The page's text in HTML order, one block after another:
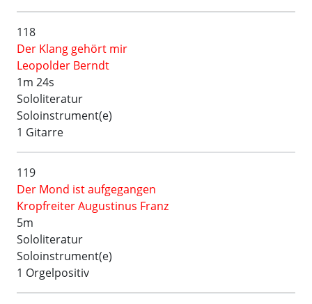
118
Der Klang gehört mir
Leopolder Berndt
1m 24s
Sololiteratur
Soloinstrument(e)
1 Gitarre
119
Der Mond ist aufgegangen
Kropfreiter Augustinus Franz
5m
Sololiteratur
Soloinstrument(e)
1 Orgelpositiv